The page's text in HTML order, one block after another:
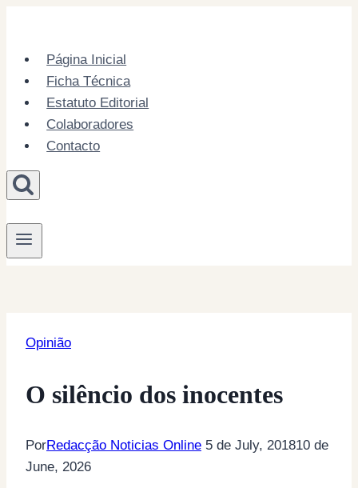
contentPágina Inicial
Ficha Técnica
Estatuto Editorial
Colaboradores
Contacto
Opinião
O silêncio dos inocentes
PorRedacção Noticias Online 5 de July, 201810 de
June, 2026